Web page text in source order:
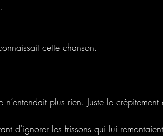
cette chanson.
plus rien. Juste le crépitement
d’ignorer les frissons qui lui